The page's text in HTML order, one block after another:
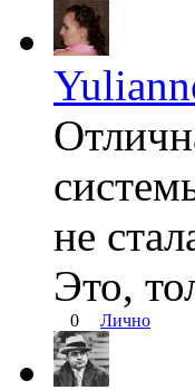
не
Это,
0 Лично